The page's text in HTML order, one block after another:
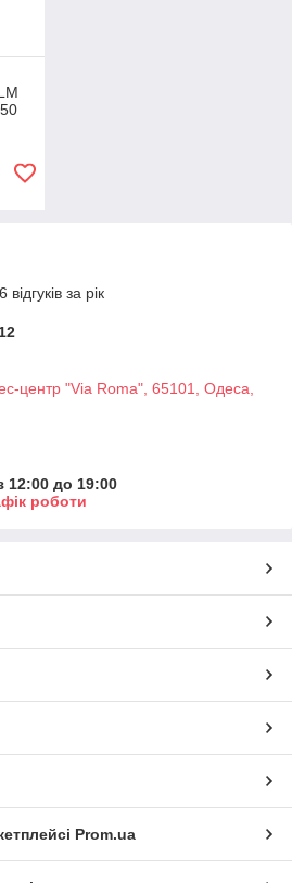
за рік
центр "Via Roma", 65101, Одеса,
12:00 до 19:00
роботи
Prom.ua